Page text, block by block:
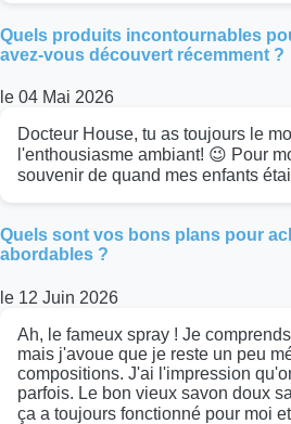
Quels produits incontournables
avez-vous découvert récemment ?
le 04 Mai 2026
Docteur House, tu as toujours le
l'enthousiasme ambiant! 😉 Pour
souvenir de quand mes enfants
Quels sont vos bons plans pour
abordables ?
le 12 Juin 2026
Ah, le fameux spray ! Je
mais j'avoue que je reste un peu
compositions. J'ai l'impression
parfois. Le bon vieux savon doux
ça a toujours fonctionné pour moi